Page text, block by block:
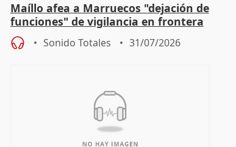
Maíllo afea a Marruecos "dejación de
funciones" de vigilancia en frontera
con Ceuta
Sonido Totales 31/07/2026